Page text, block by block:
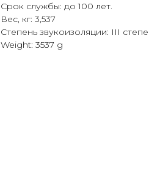
Срок службы: до 100 лет.
Вес, кг: 3,537
Степень звукоизоляции: III
Weight: 3537 g